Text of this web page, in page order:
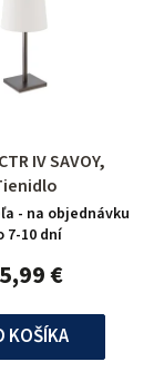
IV SAVOY,
- na objednávku
7-10 dní
€
KOŠÍKA